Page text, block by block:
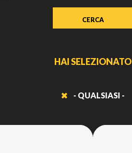
HAI SELEZIONATO
- QUALSIASI -